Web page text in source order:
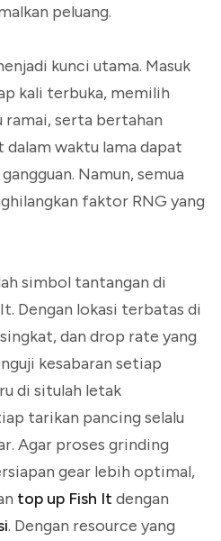
peluang.
kunci utama. Masuk
kali terbuka, memilih
serta bertahan
waktu lama dapat
Namun, semua
faktor RNG yang
simbol tantangan di
Dengan lokasi terbatas di
dan drop rate yang
kesabaran setiap
di situlah letak
tarikan pancing selalu
Agar proses grinding
gear lebih optimal,
top up Fish It dengan
. Dengan resource yang